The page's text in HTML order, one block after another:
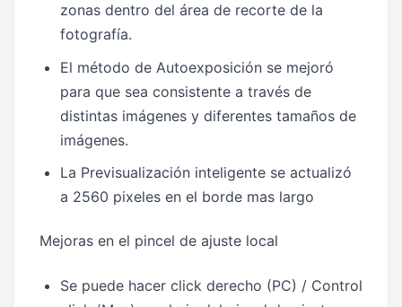
zonas dentro del área de recorte de la
fotografía.
El método de Autoexposición se mejoró
para que sea consistente a través de
distintas imágenes y diferentes tamaños de
imágenes.
La Previsualización inteligente se actualizó
a 2560 pixeles en el borde mas largo
Mejoras en el pincel de ajuste local
Se puede hacer click derecho (PC) / Control